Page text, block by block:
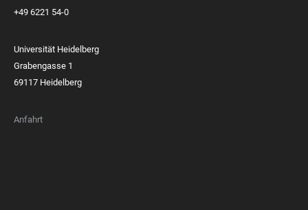
+49 6221 54-0
Universität Heidelberg
Grabengasse 1
69117 Heidelberg
Anfahrt